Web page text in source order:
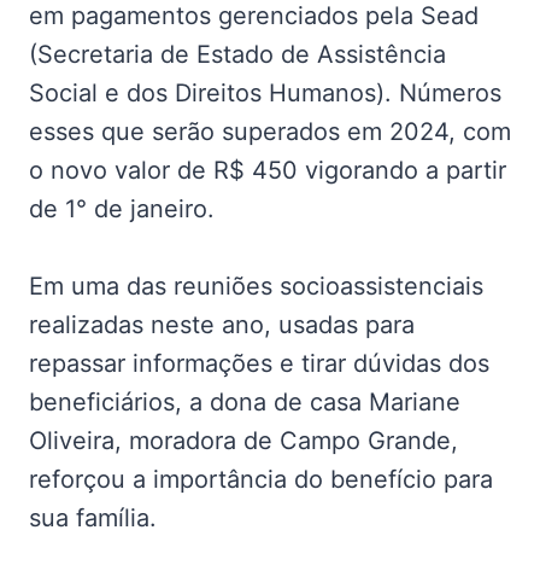
em pagamentos gerenciados pela Sead
(Secretaria de Estado de Assistência
Social e dos Direitos Humanos). Números
esses que serão superados em 2024, com
o novo valor de R$ 450 vigorando a partir
de 1° de janeiro.
Em uma das reuniões socioassistenciais
realizadas neste ano, usadas para
repassar informações e tirar dúvidas dos
beneficiários, a dona de casa Mariane
Oliveira, moradora de Campo Grande,
reforçou a importância do benefício para
sua família.